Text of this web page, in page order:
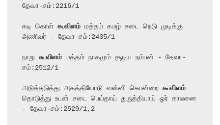
தேவா-சம்:2216/1
கடி கொள் கூவிளம் மத்தம் கமழ் சடை நெடு முடிக்கு
அணிவர் - தேவா-சம்:2435/1
நாறு கூவிளம் மத்தம் நாகமும் சூடிய நம்பன் - தேவா-
சம்:2512/1
அடுத்தடுத்து அகத்தியோடு வன்னி கொன்றை கூவிளம்
தொடுத்து உடன் சடை பெய்தாய் துருத்தியாய் ஓர் காலனை
- தேவா-சம்:2529/1,2